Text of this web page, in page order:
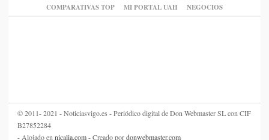
COMPARATIVAS TOP
MI PORTAL UAH NEGOCIOS
© 2011- 2021 - Noticiasvigo.es - Periódico digital de Don Webmaster SL con CIF
B27852284
- Alojado en nicalia.com- Creado pordonwebmaster.com